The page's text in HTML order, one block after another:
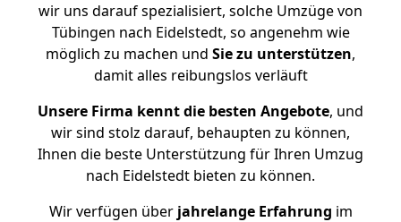
wir uns darauf spezialisiert, solche Umzüge von
Tübingen nach Eidelstedt, so angenehm wie
möglich zu machen und Sie zu unterstützen,
damit alles reibungslos verläuft
Unsere Firma kennt die besten Angebote, und
wir sind stolz darauf, behaupten zu können,
Ihnen die beste Unterstützung für Ihren Umzug
nach Eidelstedt bieten zu können.
Wir verfügen überjahrelange Erfahrung im